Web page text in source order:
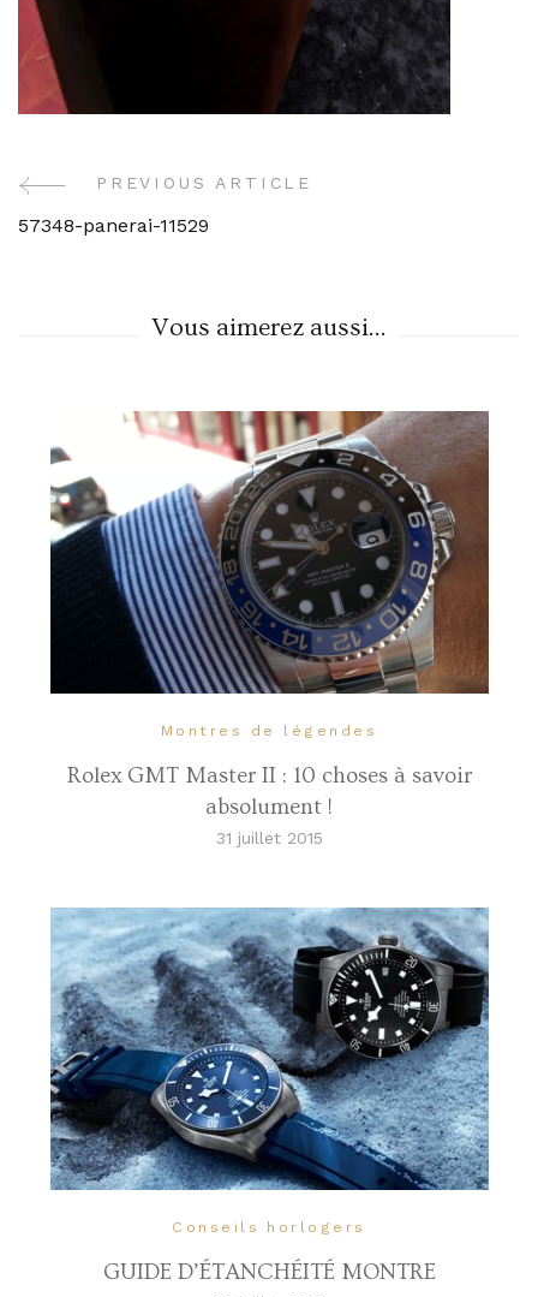
Post
PREVIOUS ARTICLE
57348-panerai-11529
Vous aimerez aussi...
Montres de légendes
Rolex GMT Master II : 10 choses à savoir
absolument !
31 juillet 2015
Conseils horlogers
GUIDE D’ÉTANCHÉITÉ MONTRE